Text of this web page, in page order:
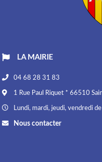
LA MAIRIE
04 68 28 31 83
1 Rue Paul Riquet * 66510
Lundi, mardi, jeudi, vendredi
Nous contacter